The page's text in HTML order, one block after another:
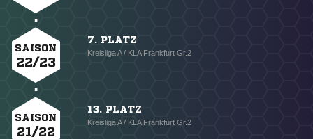
SAISON
22/23
7. PLATZ
Kreisliga A / KLA Frankfurt Gr.2
SAISON
21/22
13. PLATZ
Kreisliga A / KLA Frankfurt Gr.2